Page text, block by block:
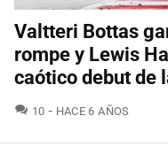
Valtteri Bottas
rompe y Lewis
caótico debut de
10 COMENTARIOS
HACE 6 AÑOS